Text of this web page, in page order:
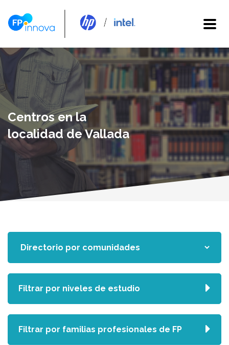
Centros en la
localidad de Vallada
Filtrar por niveles de estudio
Filtrar por familias profesionales de FP